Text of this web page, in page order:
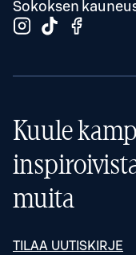
Sokoksen
Kuule
muita
TILAA UUTISKIRJE